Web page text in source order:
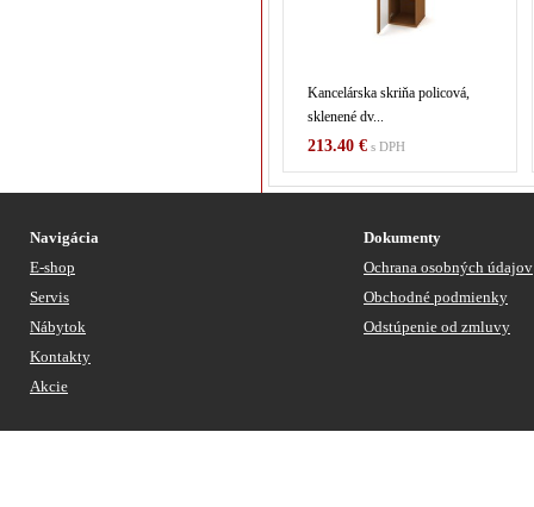
Kancelárska skriňa policová,
sklenené dv...
213.40 €s DPH
Navigácia
E-shop
Servis
Nábytok
Kontakty
Akcie
Dokumenty
Ochrana osobných údajov
Obchodné podmienky
Odstúpenie od zmluvy